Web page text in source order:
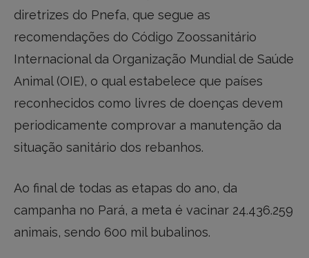
diretrizes do Pnefa, que segue as
recomendações do Código Zoossanitário
Internacional da Organização Mundial de Saúde
Animal (OIE), o qual estabelece que países
reconhecidos como livres de doenças devem
periodicamente comprovar a manutenção da
situação sanitário dos rebanhos.
Ao final de todas as etapas do ano, da
campanha no Pará, a meta é vacinar 24.436.259
animais, sendo 600 mil bubalinos.